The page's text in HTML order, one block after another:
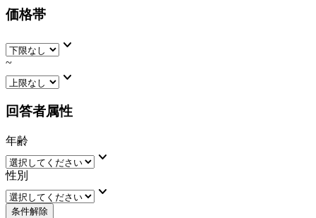
価格帯
keyboard_arrow_down
~
keyboard_arrow_down
回答者属性
年齢
keyboard_arrow_down
性別
keyboard_arrow_down
条件解除